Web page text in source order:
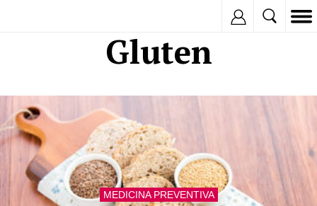
Gluten
MEDICINA PREVENTIVA